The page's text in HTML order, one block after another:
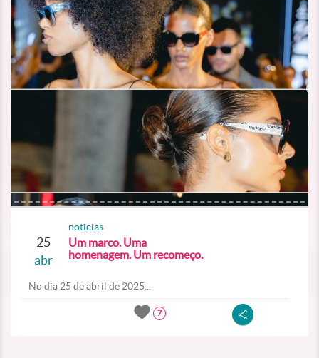
25
abr
noticias
Um marco. Uma
homenagem. Um recomeço.
No dia 25 de abril de 2025...
7